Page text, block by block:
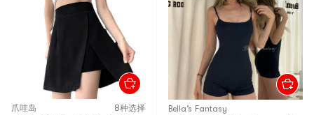
爪哇岛 8种选择 Bella’s Fantasy